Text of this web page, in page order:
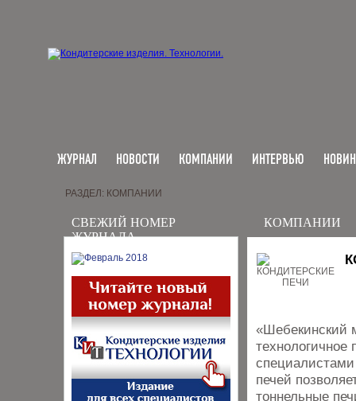
ЖУРНАЛ НОВОСТИ КОМПАНИИ ИНТЕРВЬЮ
СВЕЖИЙ НОМЕР
ЖУРНАЛА
РАЗДЕЛ: КОМПАНИИ
КОМПАНИИ
«Шебекинский
технологичное
печей
тоннельные